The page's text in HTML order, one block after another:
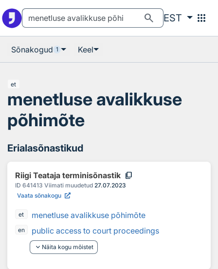
search EST apps
Sõnakogud 1 Keel
et
menetluse avalikkuse
põhimõte
Erialasõnastikud
Riigi Teataja terminisõnastik content_copy
ID 641413 Viimati muudetud 27.07.2023
Vaata sõnakogu
et menetluse avalikkuse põhimõte
en
public access to court proceedings
keyboard_arrow_down Näita kogu mõistet